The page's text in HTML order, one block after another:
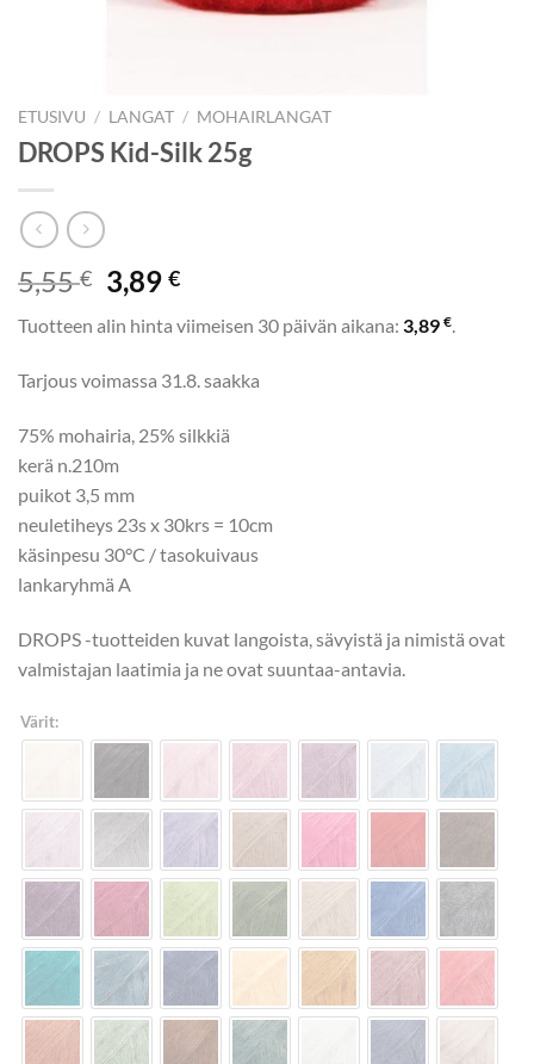
ETUSIVU / LANGAT / MOHAIRLANGAT
DROPS Kid-Silk 25g
5,55€ Alkuperäinen
hinta
oli:
5,55 €.
3,89€Nykyinen
on:
3,89 €.
Tuotteen alin hinta viimeisen 30 päivän aikana: 3,89 €.
Tarjous voimassa 31.8. saakka
75% mohairia, 25% silkkiä
kerä n.210m
puikot 3,5 mm
neuletiheys 23s x 30krs = 10cm
käsinpesu 30°C / tasokuivaus
lankaryhmä A
DROPS -tuotteiden kuvat langoista, sävyistä ja nimistä ovat
valmistajan laatimia ja ne ovat suuntaa-antavia.
Värit: